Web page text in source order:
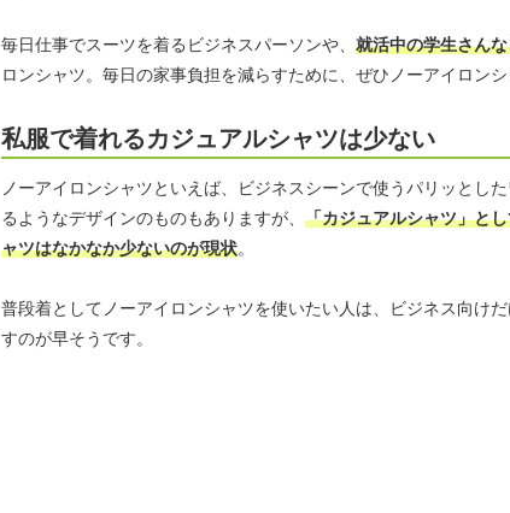
毎日仕事でスーツを着るビジネスパーソンや、 就活中の学生さん
ロンシャツ。毎日の家事負担を減らすために、ぜひノーアイロンシ
私服で着れるカジュアルシャツは少ない
ノーアイロンシャツといえば、ビジネスシーンで使うパリッとし
るようなデザインのものもありますが、 「カジュアルシャツ」と
ャツはなかなか少ないのが現状。
普段着としてノーアイロンシャツを使いたい人は、ビジネス向け
すのが早そうです。